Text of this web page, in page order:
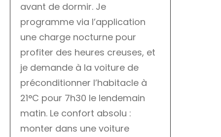
avant de dormir. Je
programme via l’application
une charge nocturne pour
profiter des heures creuses, et
je demande à la voiture de
préconditionner l’habitacle à
21°C pour 7h30 le lendemain
matin. Le confort absolu :
monter dans une voiture